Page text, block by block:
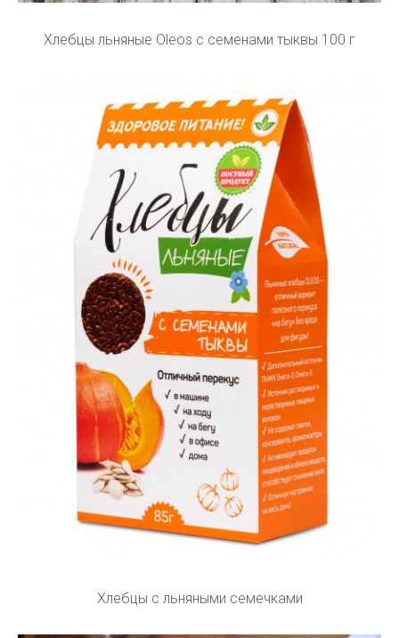
Хлебцы льняные Oleos с семенами тыквы 100 г
Хлебцы с льняными семечками